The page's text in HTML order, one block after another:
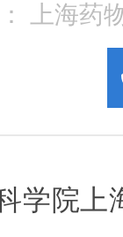
上海药
学院